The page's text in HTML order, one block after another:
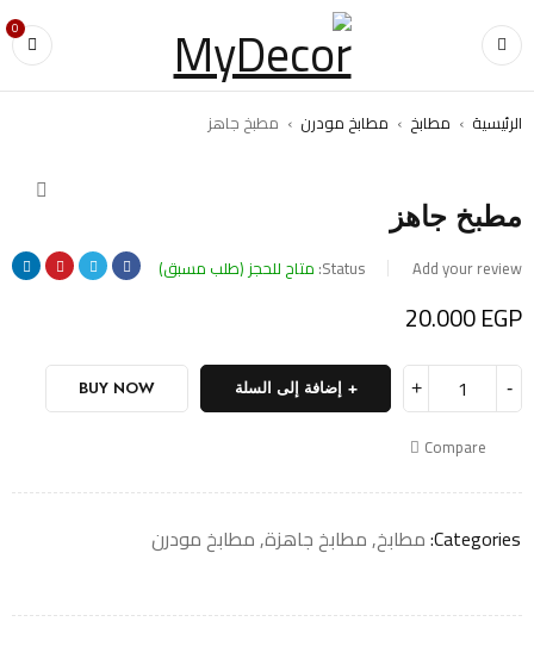
0
الرئيسية › مطابخ › مطابخ مودرن › مطبخ جاهز
مطبخ جاهز
Add your review
Status: متاح للحجز (طلب مسبق)
20.000EGP
إضافة إلى السلة BUY NOW
Compare
Categories: مطابخ,مطابخ جاهزة,مطابخ مودرن